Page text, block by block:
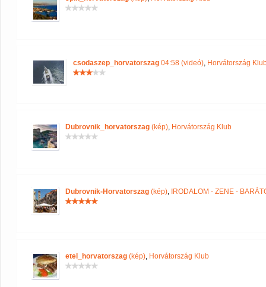
csodaszep_horvatorszag 04:58 (videó), Horvátország
Dubrovnik_horvatorszag (kép), Horvátország Klub
Dubrovnik-Horvatorszag (kép), IRODALOM - ZENE -
etel_horvatorszag (kép), Horvátország Klub